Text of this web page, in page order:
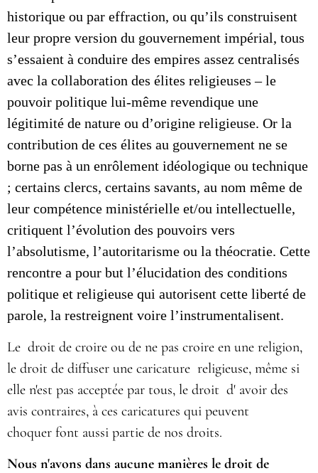
historique ou par effraction, ou qu’ils construisent
leur propre version du gouvernement impérial, tous
s’essaient à conduire des empires assez centralisés
avec la collaboration des élites religieuses – le
pouvoir politique lui-même revendique une
légitimité de nature ou d’origine religieuse. Or la
contribution de ces élites au gouvernement ne se
borne pas à un enrôlement idéologique ou technique
; certains clercs, certains savants, au nom même de
leur compétence ministérielle et/ou intellectuelle,
critiquent l’évolution des pouvoirs vers
l’absolutisme, l’autoritarisme ou la théocratie. Cette
rencontre a pour but l’élucidation des conditions
politique et religieuse qui autorisent cette liberté de
parole, la restreignent voire l’instrumentalisent.
Le droit de croire ou de ne pas croire en une religion,
le droit de diffuser une caricature religieuse, même si
elle n'est pas acceptée par tous, le droit d' avoir des
avis contraires, à ces caricatures qui peuvent
choquer font aussi partie de nos droits.
Nous n'avons dans aucune manières le droit de